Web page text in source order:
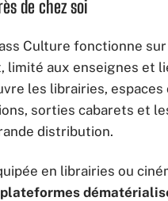
de chez soi
Culture fonctionne sur
limité aux enseignes et
les librairies, espaces
sorties cabarets et
distribution.
en librairies ou